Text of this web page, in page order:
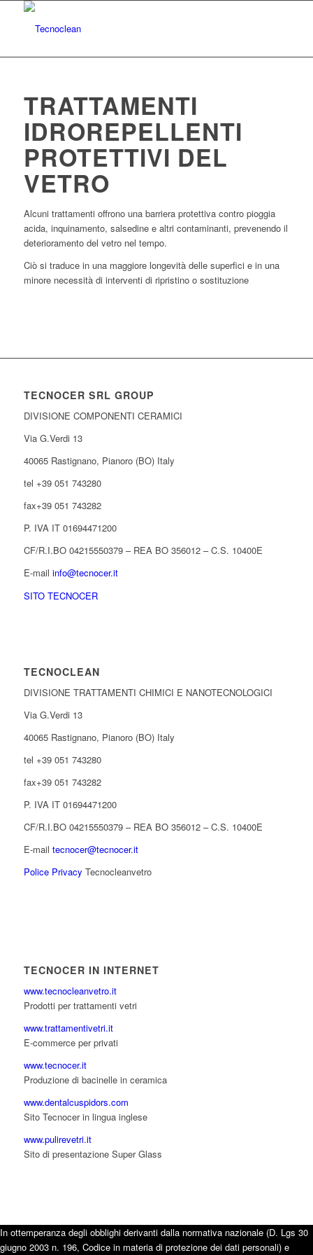
TRATTAMENTI
IDROREPELLENTI
PROTETTIVI DEL
VETRO
Alcuni trattamenti offrono una barriera protettiva contro pioggia
acida, inquinamento, salsedine e altri contaminanti, prevenendo il
deterioramento del vetro nel tempo.
Ciò si traduce in una maggiore longevità delle superfici e in una
minore necessità di interventi di ripristino o sostituzione
TECNOCER SRL GROUP
DIVISIONE COMPONENTI CERAMICI
Via G.Verdi 13
40065 Rastignano, Pianoro (BO) Italy
tel +39 051 743280
fax+39 051 743282
P. IVA IT 01694471200
CF/R.I.BO 04215550379 – REA BO 356012 – C.S. 10400E
E-mail info@tecnocer.it
SITO TECNOCER
TECNOCLEAN
DIVISIONE TRATTAMENTI CHIMICI E NANOTECNOLOGICI
Via G.Verdi 13
40065 Rastignano, Pianoro (BO) Italy
tel +39 051 743280
fax+39 051 743282
P. IVA IT 01694471200
CF/R.I.BO 04215550379 – REA BO 356012 – C.S. 10400E
E-mail tecnocer@tecnocer.it
Police Privacy Tecnocleanvetro
TECNOCER IN INTERNET
www.tecnocleanvetro.it
Prodotti per trattamenti vetri
www.trattamentivetri.it
E-commerce per privati
www.tecnocer.it
Produzione di bacinelle in ceramica
www.dentalcuspidors.com
Sito Tecnocer in lingua inglese
www.pulirevetri.it
Sito di presentazione Super Glass
In ottemperanza degli obblighi derivanti dalla normativa nazionale (D. Lgs 30
giugno 2003 n. 196, Codice in materia di protezione dei dati personali) e